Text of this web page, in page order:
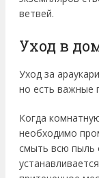
ветвей.
Уход в
Уход за
но есть важные
Когда
необходимо
смыть всю пыль